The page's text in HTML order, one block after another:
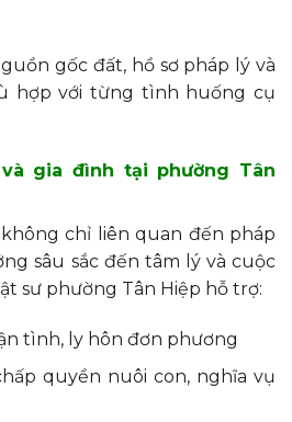
gốc đất, hồ sơ pháp lý và
hợp với từng tình huống cụ
gia đình tại phường Tân
chỉ liên quan đến pháp
sâu sắc đến tâm lý và cuộc
sư phường Tân Hiệp hỗ trợ:
tình, ly hôn đơn phương
quyền nuôi con, nghĩa vụ